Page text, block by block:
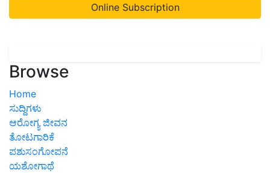
Online Subscription
Browse
Home
ಸುದ್ದಿಗಳು
ಆರೋಗ್ಯ ಜೀವನ
ತೋಟಗಾರಿಕೆ
ಪಶುಸಂಗೋಪನೆ
ಯಶೋಗಾಥೆ